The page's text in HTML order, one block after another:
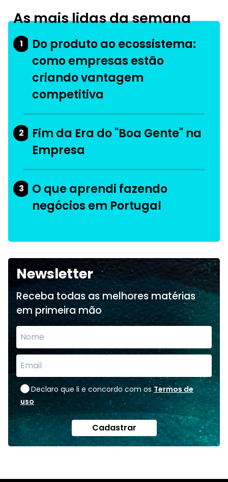
As mais lidas da semana
1
Do produto ao ecossistema:
como empresas estão
criando vantagem
competitiva
2
Fim da Era do "Boa Gente" na
Empresa
3
O que aprendi fazendo
negócios em Portugal
Newsletter
Receba todas as melhores matérias
em primeira mão
Declaro que li e concordo com os Termos de
uso
Cadastrar